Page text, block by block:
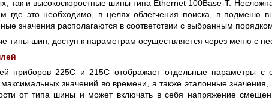
так и высокоскоростные шины типа Ethernet 100Base-T.
где это необходимо, в целях облегчения поиска, в подменю
значения располагаются в соответствии с выбранным
типы шин, доступ к параметрам осуществляется через меню с
приборов 225C и 215C отображает отдельные параметры с
значений во времени, а также эталонные
от типа шины и может включать в себя напряжение